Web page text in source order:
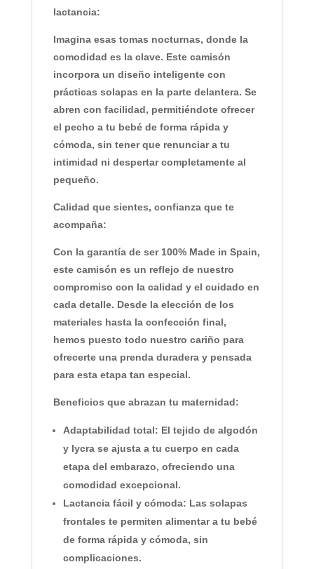
lactancia:
Imagina esas tomas nocturnas, donde la
comodidad es la clave. Este camisón
incorpora un diseño inteligente con
prácticas solapas en la parte delantera. Se
abren con facilidad, permitiéndote ofrecer
el pecho a tu bebé de forma rápida y
cómoda, sin tener que renunciar a tu
intimidad ni despertar completamente al
pequeño.
Calidad que sientes, confianza que te
acompaña:
Con la garantía de ser 100% Made in Spain,
este camisón es un reflejo de nuestro
compromiso con la calidad y el cuidado en
cada detalle. Desde la elección de los
materiales hasta la confección final,
hemos puesto todo nuestro cariño para
ofrecerte una prenda duradera y pensada
para esta etapa tan especial.
Beneficios que abrazan tu maternidad:
Adaptabilidad total: El tejido de algodón
y lycra se ajusta a tu cuerpo en cada
etapa del embarazo, ofreciendo una
comodidad excepcional.
Lactancia fácil y cómoda: Las solapas
frontales te permiten alimentar a tu bebé
de forma rápida y cómoda, sin
complicaciones.